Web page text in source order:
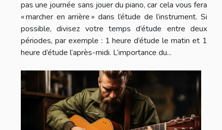
pas une journée sans jouer du piano, car cela vous fera
« marcher en arrière » dans l’étude de l’instrument. Si
possible, divisez votre temps d’étude entre deux
périodes, par exemple : 1 heure d’étude le matin et 1
heure d’étude l’après-midi. L’importance du...